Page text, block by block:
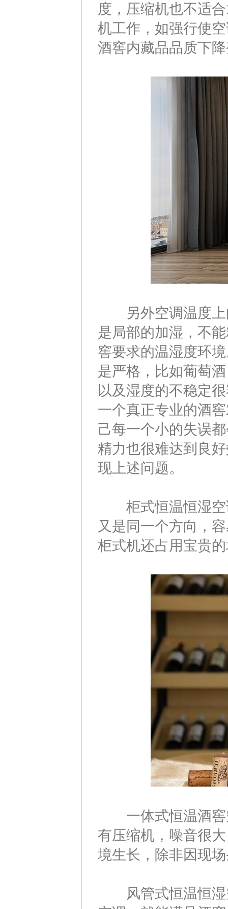
度，压缩机也不适
机工作，如强行使
酒窖内藏品品质下
另外空调温度上
是局部的加湿，不
窖要求的温湿度环
是严格，比如葡萄
以及湿度的不稳定
一个真正专业的酒
己每一个小的失误
精力也很难达到良
现上述问题。
柜式恒温恒湿空
又是同一个方向，
柜式机还占用宝贵
一体式恒温酒窖
有压缩机，噪音很
境生长，除非因现
风管式恒温恒湿